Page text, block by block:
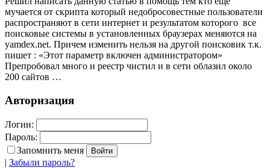
мучается от скрипта который недобросовестные пользователи
распространяют в сети интернет и результатом которого все
поисковые системы в установленных браузерах меняются на
yamdex.net. Причем изменить нельзя на другой поисковик т.к.
пишет : «Этот параметр включен администратором»
Препробовал много и реестр чистил и в сети облазил около
200 сайтов …
Авторизация
Логин:
Пароль:
Запомнить меня
| Забыли пароль?